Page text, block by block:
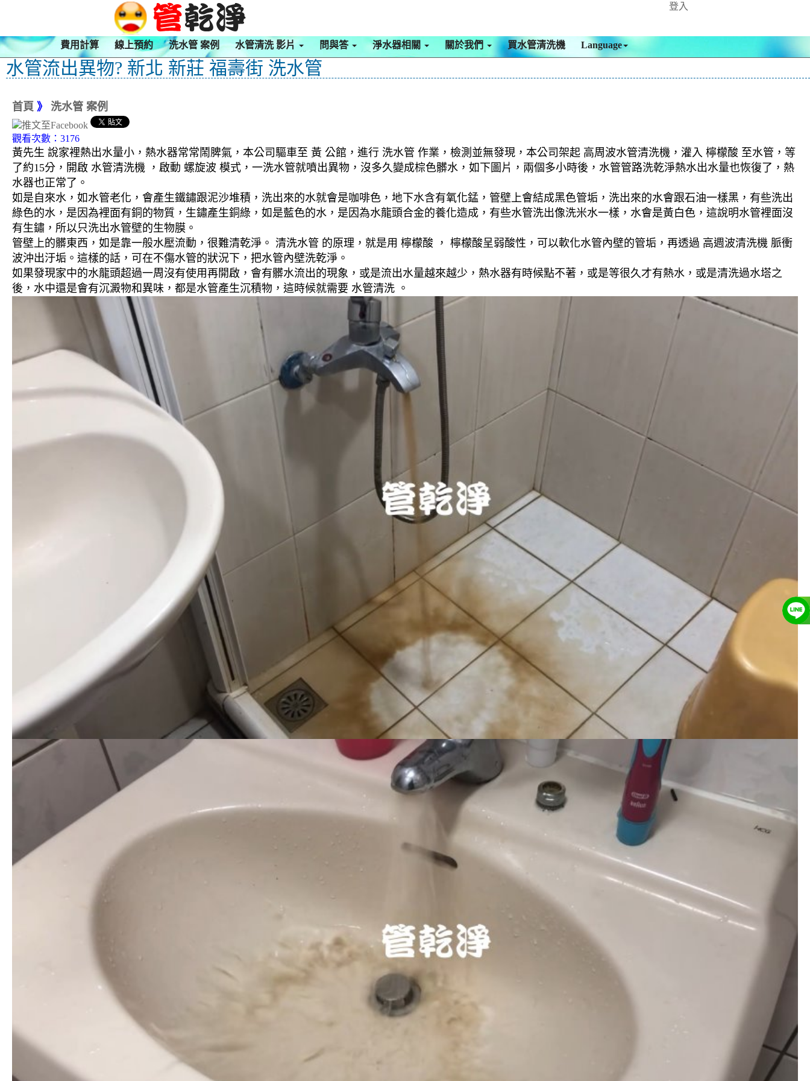
登入
費用計算 線上預約 洗水管 案例 水管清洗 影片 問與答 淨水器相關 關於我們 買水管清洗機 Language
水管流出異物? 新北 新莊 福壽街 洗水管
首頁 》 洗水管 案例
觀看次數：3176
黃先生 說家裡熱出水量小，熱水器常常鬧脾氣，本公司驅車至 黃 公館，進行 洗水管 作業，檢測並無發現，本公司架起 高周波水管清洗機，灌入 檸檬酸 至水管，等
了約15分，開啟 水管清洗機 ，啟動 螺旋波 模式，一洗水管就噴出異物，沒多久變成棕色髒水，如下圖片，兩個多小時後，水管管路洗乾淨熱水出水量也恢復了，熱
水器也正常了。
如是自來水，如水管老化，會產生鐵鏽跟泥沙堆積，洗出來的水就會是咖啡色，地下水含有氧化錳，管壁上會結成黑色管垢，洗出來的水會跟石油一樣黑，有些洗出
綠色的水，是因為裡面有銅的物質，生鏽產生銅綠，如是藍色的水，是因為水龍頭合金的養化造成，有些水管洗出像洗米水一樣，水會是黃白色，這說明水管裡面沒
有生鏽，所以只洗出水管壁的生物膜。
管壁上的髒東西，如是靠一般水壓流動，很難清乾淨。 清洗水管 的原理，就是用 檸檬酸 ， 檸檬酸呈弱酸性，可以軟化水管內壁的管垢，再透過 高週波清洗機 脈衝
波沖出汙垢。這樣的話，可在不傷水管的狀況下，把水管內壁洗乾淨。
如果發現家中的水龍頭超過一周沒有使用再開啟，會有髒水流出的現象，或是流出水量越來越少，熱水器有時候點不著，或是等很久才有熱水，或是清洗過水塔之
後，水中還是會有沉澱物和異味，都是水管產生沉積物，這時候就需要 水管清洗 。